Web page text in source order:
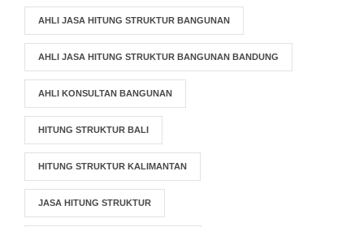
AHLI JASA HITUNG STRUKTUR BANGUNAN
AHLI JASA HITUNG STRUKTUR BANGUNAN BANDUNG
AHLI KONSULTAN BANGUNAN
HITUNG STRUKTUR BALI
HITUNG STRUKTUR KALIMANTAN
JASA HITUNG STRUKTUR